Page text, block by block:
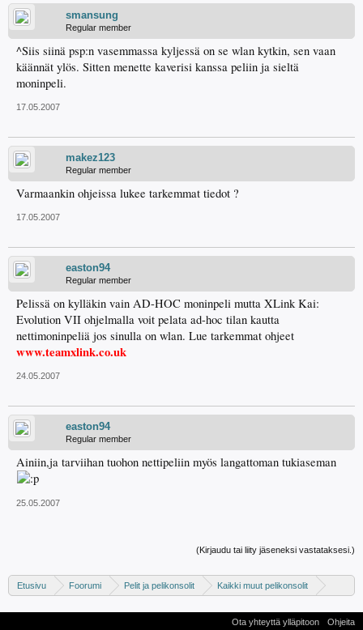
smansung
Regular member
^Siis siinä psp:n vasemmassa kyljessä on se wlan kytkin, sen vaan
käännät ylös. Sitten menette kaverisi kanssa peliin ja sieltä
moninpeli.
17.05.2007
makez123
Regular member
Varmaankin ohjeissa lukee tarkemmat tiedot ?
17.05.2007
easton94
Regular member
Pelissä on kylläkin vain AD-HOC moninpeli mutta XLink Kai:
Evolution VII ohjelmalla voit pelata ad-hoc tilan kautta
nettimoninpeliä jos sinulla on wlan. Lue tarkemmat ohjeet
www.teamxlink.co.uk
24.05.2007
easton94
Regular member
Ainiin,ja tarviihan tuohon nettipeliin myös langattoman tukiaseman
25.05.2007
(Kirjaudu tai liity jäseneksi vastataksesi.)
Etusivu Foorumi Pelit ja pelikonsolit
Kaikki muut pelikonsolit
Ota yhteyttä ylläpitoon Ohjeita